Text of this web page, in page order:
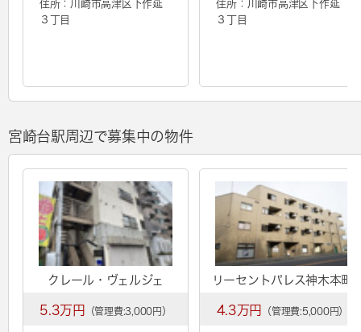
住所：川崎市高津区下作延
３丁目
住所：川崎市高津区下作延
３丁目
宮崎台駅周辺で募集中の物件
クレール・ヴェルジェ
5.3万円 （管理費:3,000円）
リーセントパレス神木本町
4.3万円 （管理費:5,000円）